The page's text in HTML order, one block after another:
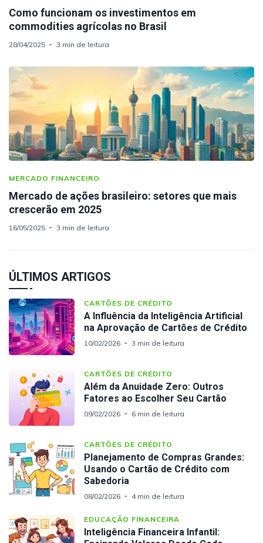
Como funcionam os investimentos em
commodities agrícolas no Brasil
28/04/2025 3 min de leitura
MERCADO FINANCEIRO
Mercado de ações brasileiro: setores que mais
crescerão em 2025
16/05/2025 3 min de leitura
ÚLTIMOS ARTIGOS
CARTÕES DE CRÉDITO
A Influência da Inteligência Artificial
na Aprovação de Cartões de Crédito
10/02/2026 3 min de leitura
CARTÕES DE CRÉDITO
Além da Anuidade Zero: Outros
Fatores ao Escolher Seu Cartão
09/02/2026 6 min de leitura
CARTÕES DE CRÉDITO
Planejamento de Compras Grandes:
Usando o Cartão de Crédito com
Sabedoria
08/02/2026 4 min de leitura
EDUCAÇÃO FINANCEIRA
Inteligência Financeira Infantil: